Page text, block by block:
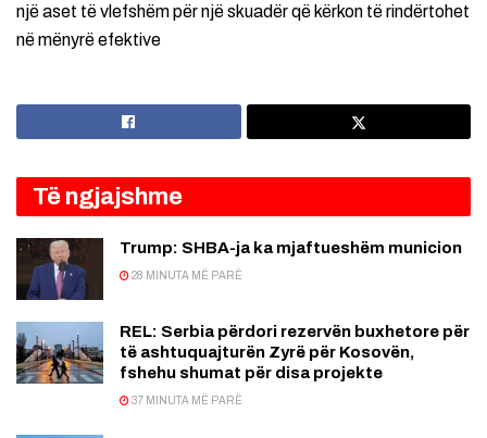
një aset të vlefshëm për një skuadër që kërkon të rindërtohet
në mënyrë efektive
Të ngjajshme
Trump: SHBA-ja ka mjaftueshëm municion
28 MINUTA MË PARË
REL: Serbia përdori rezervën buxhetore për
të ashtuquajturën Zyrë për Kosovën,
fshehu shumat për disa projekte
37 MINUTA MË PARË